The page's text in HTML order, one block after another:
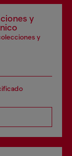
y
y